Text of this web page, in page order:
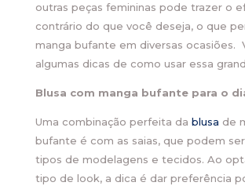
outras peças femininas pode trazer o
contrário do que você deseja, o que
manga bufante em diversas ocasiões.
algumas dicas de como usar essa
Blusa com manga bufante para o
Uma combinação perfeita da blusa de
bufante é com as saias, que podem
tipos de modelagens e tecidos. Ao
tipo de look, a dica é dar preferência